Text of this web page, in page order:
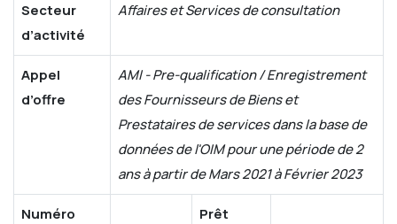
Secteur
d’activité
Affaires et Services de consultation
Appel
d’offre
AMI - Pre-qualification / Enregistrement
des Fournisseurs de Biens et
Prestataires de services dans la base de
données de l'OIM pour une période de 2
ans à partir de Mars 2021 à Février 2023
Numéro Prêt